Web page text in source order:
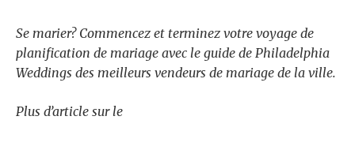
Se marier? Commencez et terminez votre voyage de
planification de mariage avec le guide de Philadelphia
Weddings des meilleurs vendeurs de mariage de la ville.
Plus d’article sur le